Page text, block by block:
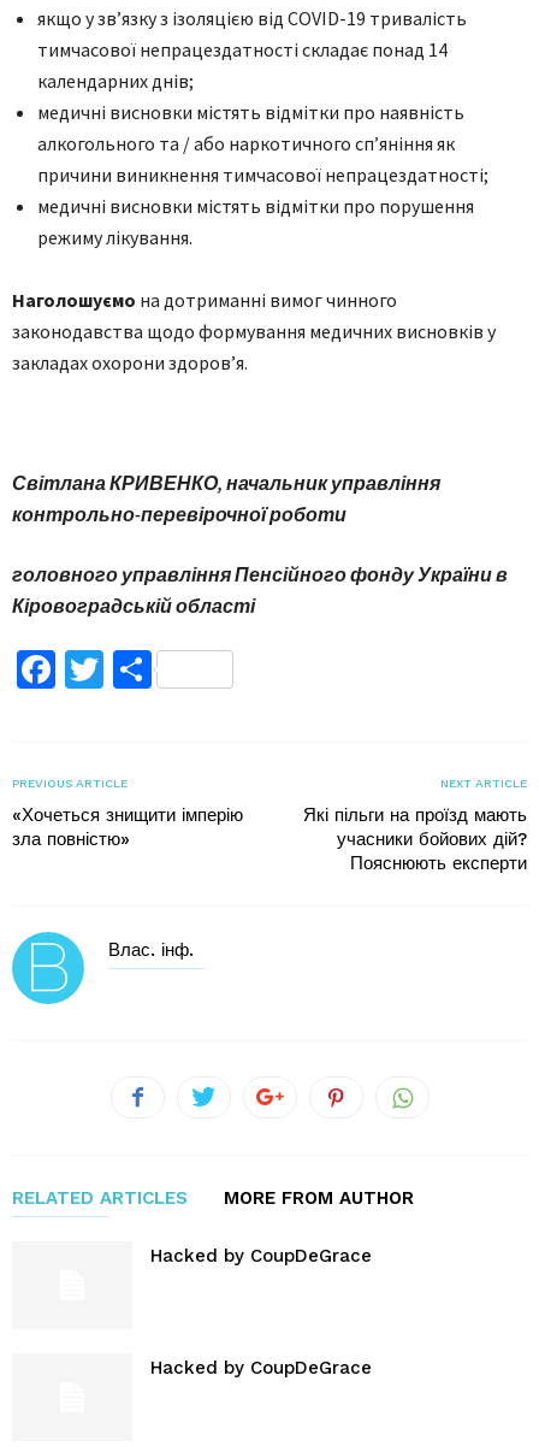
якщо у звʼязку з ізоляцією від СОVID-19 тривалість
тимчасової непрацездатності складає понад 14
календарних днів;
медичні висновки містять відмітки про наявність
алкогольного та / або наркотичного спʼяніння як
причини виникнення тимчасової непрацездатності;
медичні висновки містять відмітки про порушення
режиму лікування.
Наголошуємо на дотриманні вимог чинного
законодавства щодо формування медичних висновків у
закладах охорони здоровʼя.
Світлана КРИВЕНКО, начальник управління
контрольно-перевірочної роботи
головного управлінняПенсійного фонду Українив
Кіровоградській області
Facebook
TwitterПоділитися
PREVIOUS ARTICLE
«Хочеться знищити імперію
зла повністю»
NEXT ARTICLE
Які пільги на проїзд мають
учасники бойових дій?
Пояснюють експерти
Влас. інф.
RELATED ARTICLES MORE FROM AUTHOR
Hacked by CoupDeGrace
Hacked by CoupDeGrace